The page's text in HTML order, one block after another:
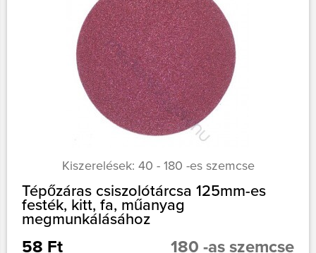
Kiszerelések: 40 - 180 -es szemcse
Tépőzáras csiszolótárcsa 125mm-es
festék, kitt, fa, műanyag
megmunkálásához
58 Ft 180 -as szemcse